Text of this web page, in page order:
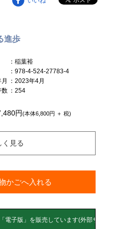
進歩
：稲葉裕
：978-4-524-27783-4
：2023年4月
数 ：254
円(本体6,800円 ＋ 税)
く見る
かごへ入れる